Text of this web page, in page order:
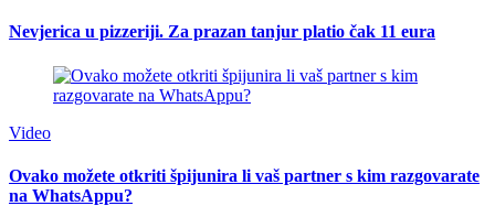
Nevjerica u pizzeriji. Za prazan tanjur platio čak 11 eura
Video
Ovako možete otkriti špijunira li vaš partner s kim razgovarate
na WhatsAppu?